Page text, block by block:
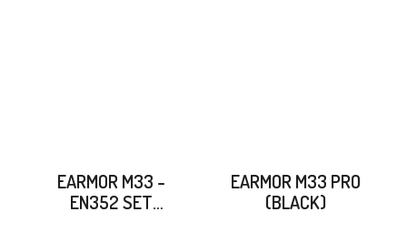
EARMOR M33 -
EN352 SET
EARMOR M33 PRO
(BLACK)